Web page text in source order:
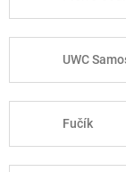
UWC
Fučík